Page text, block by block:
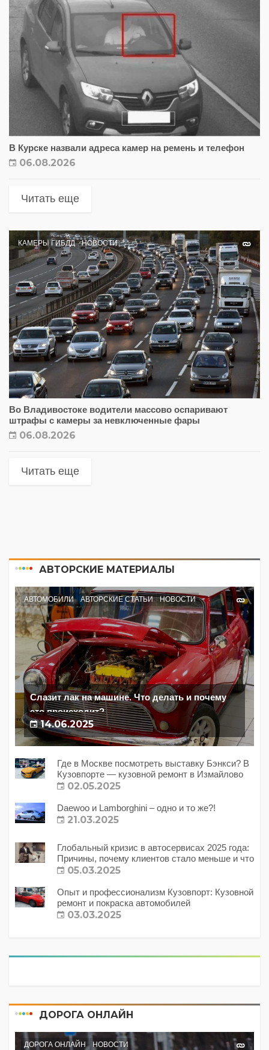
В Курске назвали адреса камер на ремень и телефон
06.08.2026
Читать еще
КАМЕРЫ ГИБДД НОВОСТИ
Во Владивостоке водители массово оспаривают
штрафы с камеры за невключенные фары
06.08.2026
Читать еще
АВТОРСКИЕ МАТЕРИАЛЫ
АВТОМОБИЛИ АВТОРСКИЕ СТАТЬИ НОВОСТИ
Слазит лак на машине. Что делать и почему
это происходит?
14.06.2025
Где в Москве посмотреть выставку Бэнкси? В
Кузовпорте — кузовной ремонт в Измайлово
02.05.2025
Daewoo и Lamborghini – одно и то же?!
21.03.2025
Глобальный кризис в автосервисах 2025 года:
Причины, почему клиентов стало меньше и что
с этим делать?
05.03.2025
Опыт и профессионализм Кузовпорт: Кузовной
ремонт и покраска автомобилей
03.03.2025
ДОРОГА ОНЛАЙН
ДОРОГА ОНЛАЙН НОВОСТИ